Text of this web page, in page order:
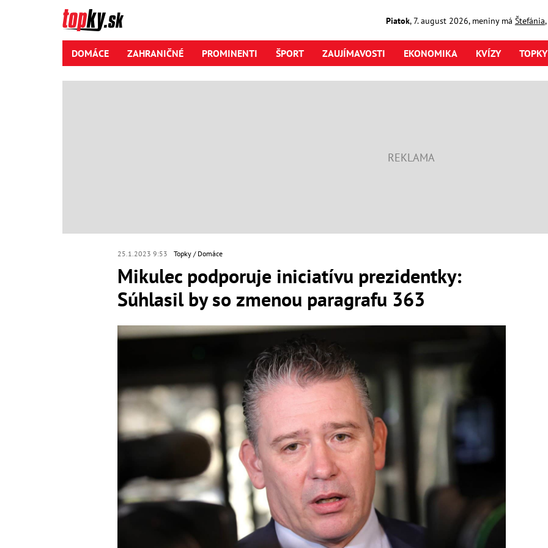
Piatok,7. august2026, meniny má Štefánia
DOMÁCE ZAHRANIČNÉ PROMINENTI ŠPORT ZAUJÍMAVOSTI EKONOMIKA KVÍZY
25.1.2023 9:53 Topky Domáce
Mikulec podporuje iniciatívu prezidentky:
Súhlasil by so zmenou paragrafu 363